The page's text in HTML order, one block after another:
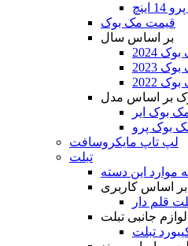
اینچ
قیمت مک بوک
بر اساس سال
2024
2023
2022
بر اساس مدل
بوک ایر
بوک پرو
لپ تاپ مایکروسافت
تبلت
موارد این دسته
بر اساس کاربری
قلم دار
لوازم جانبی تبلت
تبلت